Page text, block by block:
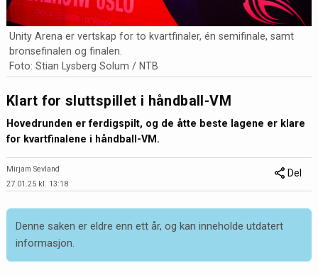
Unity Arena er vertskap for to kvartfinaler, én semifinale, samt
bronsefinalen og finalen.
Foto: Stian Lysberg Solum / NTB
Klart for sluttspillet i håndball-VM
Hovedrunden er ferdigspilt, og de åtte beste lagene er klare
for kvartfinalene i håndball-VM.
Mirjam Sevland
27.01.25 kl. 13:18
Del
Denne saken er eldre enn ett år, og kan inneholde utdatert
informasjon.